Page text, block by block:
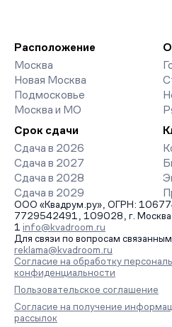
Расположение
Москва
Новая Москва
Подмосковье
Москва и МО
Срок сдачи
Сдача в 2026
Сдача в 2027
Сдача в 2028
Сдача в 2029
ООО «Квадрум.ру», ОГРН:
7729542491, 109028, г. Москва,
1 info@kvadroom.ru
Для связи по вопросам
reklama@kvadroom.ru
Согласие на обработку
конфиденциальности
Пользовательское соглашение
Согласие на получение
рассылок